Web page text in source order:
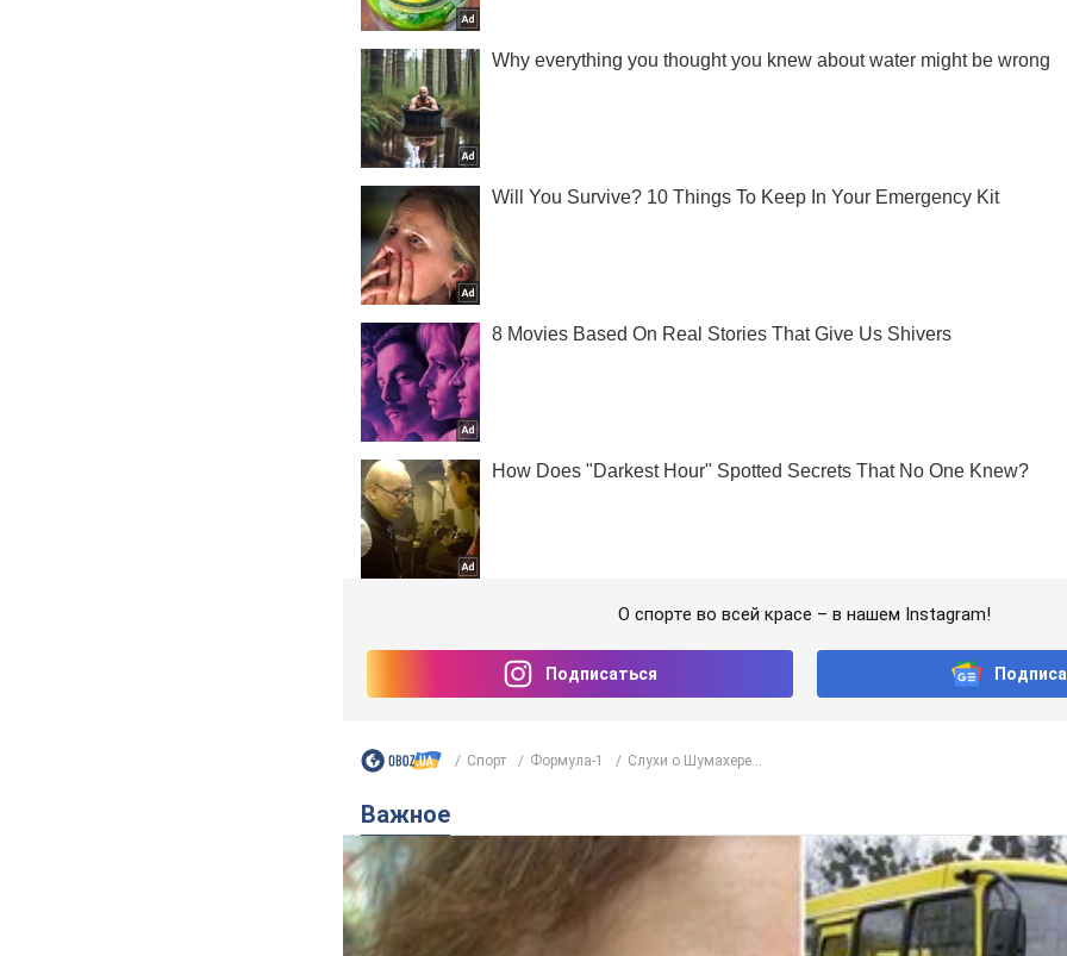
О спорте во всей красе – в нашем Instagram!
Подписаться
Спорт Формула-1 Слухи о Шумахере...
Важное